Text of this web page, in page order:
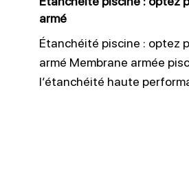
armé
Étanchéité piscine : optez
armé Membrane armée
l’étanchéité haute